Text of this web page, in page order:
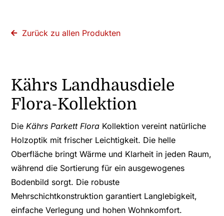
Holzbearbeitung
Zurück zu allen Produkten
Kährs Landhausdiele
Flora-Kollektion
DieKährs Parkett Flora Kollektion vereint natürliche
Holzoptik mit frischer Leichtigkeit. Die helle
Oberfläche bringt Wärme und Klarheit in jeden Raum,
während die Sortierung für ein ausgewogenes
Bodenbild sorgt. Die robuste
Mehrschichtkonstruktion garantiert Langlebigkeit,
einfache Verlegung und hohen Wohnkomfort.